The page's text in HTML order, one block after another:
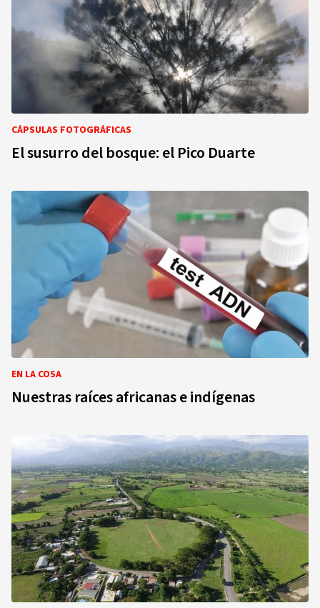
CÁPSULAS FOTOGRÁFICAS
El susurro del bosque: el Pico Duarte
EN LA COSA
Nuestras raíces africanas e indígenas